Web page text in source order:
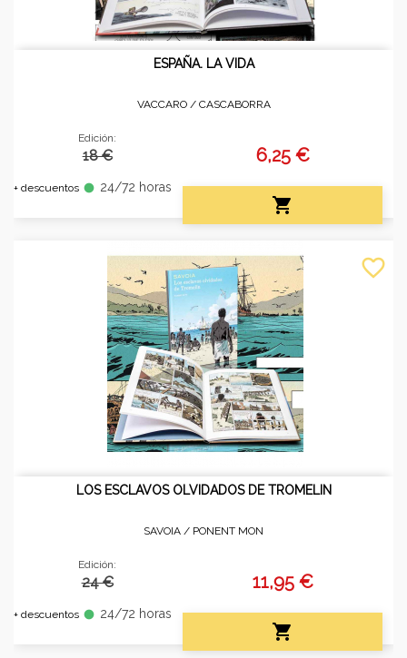
ESPAÑA. LA VIDA
VACCARO / CASCABORRA
Edición:
18 €
+ descuentos fiber_manual_record 24/72 horas
6,25 €

LOS ESCLAVOS OLVIDADOS DE TROMELIN
SAVOIA / PONENT MON
Edición:
24 €
+ descuentos fiber_manual_record 24/72 horas
11,95 €

favorite_border